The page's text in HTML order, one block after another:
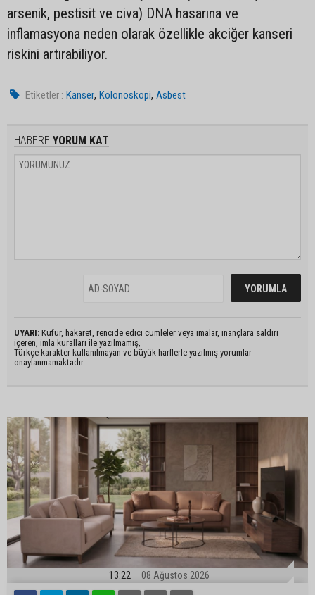
arsenik, pestisit ve civa) DNA hasarına ve
inflamasyona neden olarak özellikle akciğer kanseri
riskini artırabiliyor.
Etiketler : Kanser,Kolonoskopi,Asbest
HABERE YORUM KAT
UYARI: Küfür, hakaret, rencide edici cümleler veya imalar, inançlara saldırı
içeren, imla kuralları ile yazılmamış,
Türkçe karakter kullanılmayan ve büyük harflerle yazılmış yorumlar
onaylanmamaktadır.
13:22 08 Ağustos 2026